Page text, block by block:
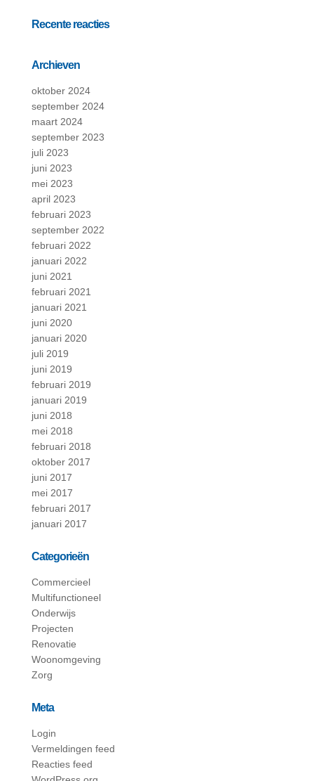
Recente reacties
Archieven
oktober 2024
september 2024
maart 2024
september 2023
juli 2023
juni 2023
mei 2023
april 2023
februari 2023
september 2022
februari 2022
januari 2022
juni 2021
februari 2021
januari 2021
juni 2020
januari 2020
juli 2019
juni 2019
februari 2019
januari 2019
juni 2018
mei 2018
februari 2018
oktober 2017
juni 2017
mei 2017
februari 2017
januari 2017
Categorieën
Commercieel
Multifunctioneel
Onderwijs
Projecten
Renovatie
Woonomgeving
Zorg
Meta
Login
Vermeldingen feed
Reacties feed